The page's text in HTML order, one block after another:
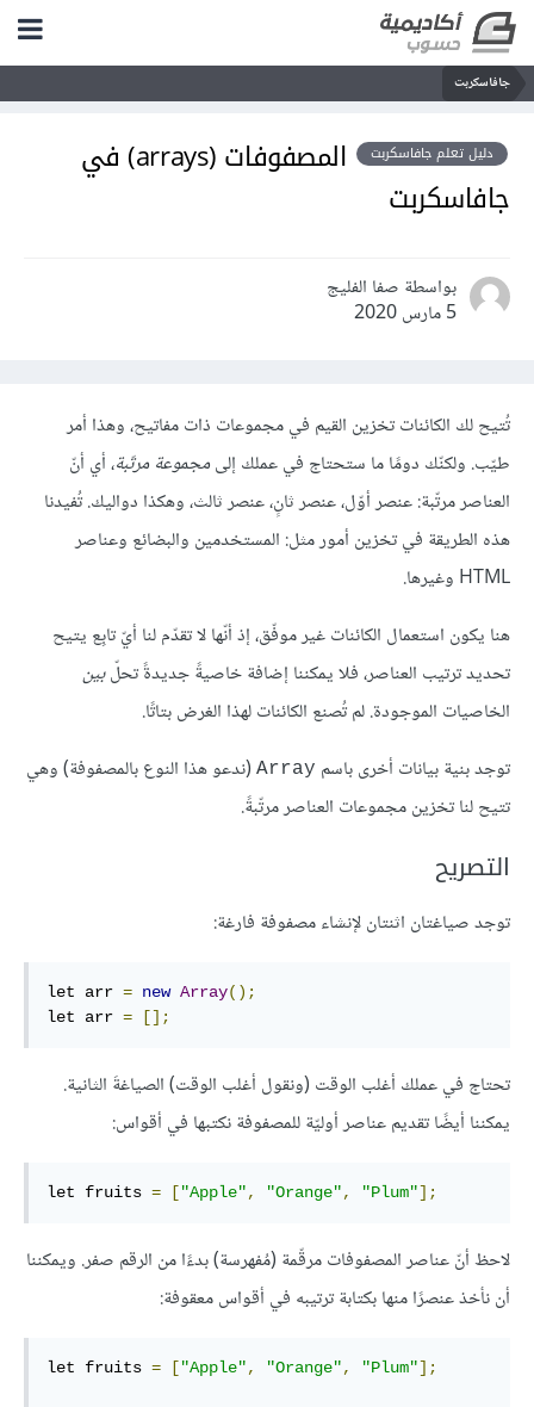
جافاسكربت
دليل تعلم جافاسكربت
المصفوفات (arrays) في
جافاسكربت
بواسطة صفا الفليج
5 مارس 2020
تُتيح لك الكائنات تخزين القيم في مجموعات ذات مفاتيح، وهذا أمر
طيّب. ولكنّك دومًا ما ستحتاج في عملك إلىمجموعة مرتّبة، أي أنّ
العناصر مرتّبة: عنصر أوّل، عنصر ثانٍ، عنصر ثالث، وهكذا دواليك. تُفيدنا
هذه الطريقة في تخزين أمور مثل: المستخدمين والبضائع وعناصر
HTML وغيرها.
هنا يكون استعمال الكائنات غير موفّق، إذ أنّها لا تقدّم لنا أيّ تابِع يتيح
تحديد ترتيب العناصر، فلا يمكننا إضافة خاصيةً جديدةً تحلّبين
الخاصيات الموجودة. لم تُصنع الكائنات لهذا الغرض بتاتًا.
توجد بنية بيانات أخرى باسم Array (ندعو هذا النوع بالمصفوفة) وهي
تتيح لنا تخزين مجموعات العناصر مرتّبةً.
التصريح
توجد صياغتان اثنتان لإنشاء مصفوفة فارغة:
let arr = new Array();
let arr = [];
تحتاج في عملك أغلب الوقت (ونقول أغلب الوقت) الصياغةَ الثانية.
يمكننا أيضًا تقديم عناصر أوليّة للمصفوفة نكتبها في أقواس:
let fruits = ["Apple", "Orange", "Plum"];
لاحظ أنّ عناصر المصفوفات مرقّمة (مُفهرسة) بدءًا من الرقم صفر. ويمكننا
أن نأخذ عنصرًا منها بكتابة ترتيبه في أقواس معقوفة:
let fruits = ["Apple", "Orange", "Plum"];